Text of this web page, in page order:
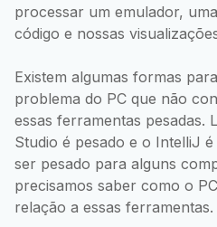
processar um emulador,
código e nossas
Existem algumas formas
problema do PC que não
essas ferramentas pesadas.
Studio é pesado e o IntelliJ
ser pesado para alguns
precisamos saber como o
relação a essas ferramentas.